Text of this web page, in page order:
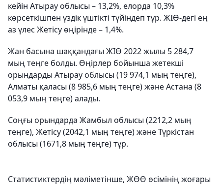
кейін Атырау облысы – 13,2%, елорда 10,3%
көрсеткішпен үздік үштікті түйіндеп тұр. ЖІӨ-дегі ең
аз үлес Жетісу өңірінде – 1,4%.
Жан басына шаққандағы ЖІӨ 2022 жылы 5 284,7
мың теңге болды. Өңірлер бойынша жетекші
орындарды Атырау облысы (19 974,1 мың теңге),
Алматы қаласы (8 985,6 мың теңге) және Астана (8
053,9 мың теңге) алады.
Соңғы орындарда Жамбыл облысы (2212,2 мың
теңге), Жетісу (2042,1 мың теңге) және Түркістан
облысы (1671,8 мың теңге) тұр.
Статистиктердің мәліметінше, ЖӨӨ өсімінің жоғары